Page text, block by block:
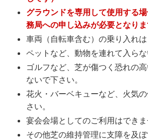
グラウンドを専用して使用する
務局への申し込みが必要となりま
車両（自転車含む）の乗り入れは
ペットなど、動物を連れて入らな
ゴルフなど、芝が傷つく恐れの
ないで下さい。
花火・バーベキューなど、火気
さい。
宴会会場としてのご利用はできま
その他芝の維持管理に支障を及